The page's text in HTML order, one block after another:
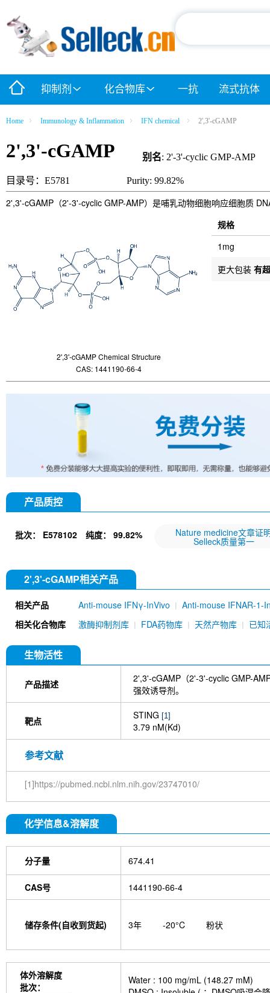
抑制剂 化合物库 一抗 流式抗体
Home Immunology & Inflammation IFN chemical 2',3'-cGAMP
2',3'-cGAMP 别名: 2'-3'-cyclic GMP-AMP
目录号：E5781 Purity: 99.82%
2',3'-cGAMP（2'-3'-cyclic GMP-AMP）是哺乳动物细胞响应细胞质
2',3'-cGAMP Chemical Structure
CAS: 1441190-66-4
规格
1mg
更大包装 有
产品质控
批次： E578102 纯度： 99.82% Nature medicine文章证
Selleck质量第一
2',3'-cGAMP相关产品
相关产品 Anti-mouse IFNγ-InVivo
Anti-mouse IFNAR-1-
相关化合物库 激酶抑制剂库 FDA药物库 天然产物库 已知
生物活性
产品描述
2',3'-cGAMP（2'-3'-cyclic GMP-
强效诱导剂。
靶点 STING [1]
3.79 nM(Kd)
参考文献
[1]https://pubmed.ncbi.nlm.nih.gov/23747010/
化学信息&溶解度
分子量 674.41
CAS号 1441190-66-4
储存条件(自收到货起) 3年 -20°C 粉状
体外溶解度
批次：
Water : 100 mg/mL (148.27 mM)